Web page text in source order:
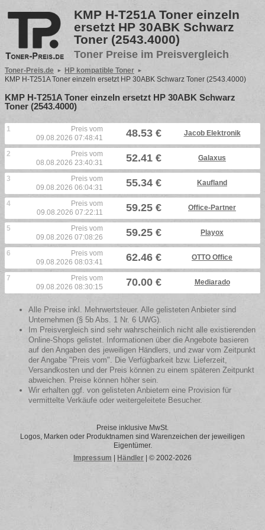
KMP H-T251A Toner einzeln
ersetzt HP 30ABK Schwarz
Toner (2543.4000)
Toner Preise im Preisvergleich
Toner-Preis.de
HP kompatible Toner
KMP H-T251A Toner einzeln ersetzt HP 30ABK Schwarz Toner (2543.4000)
KMP H-T251A Toner einzeln ersetzt HP 30ABK Schwarz
Toner (2543.4000)
1
Preis vom
09.08.2026 07:48:41
48.53 € Jacob Elektronik
2
Preis vom
08.08.2026 23:40:31
52.41 € Galaxus
3
Preis vom
09.08.2026 06:04:31
55.34 € Kaufland
4
Preis vom
09.08.2026 07:22:11
59.25 € Office-Partner
5
Preis vom
09.08.2026 07:08:26
59.25 € Playox
6
Preis vom
09.08.2026 08:03:41
62.46 € OTTO Office
7
Preis vom
09.08.2026 08:30:15
70.00 € Mediarado
Alle Preise inkl. Mehrwertsteuer. Alle gelisteten Anbieter sind
Unternehmen (§ 5b Abs. 1 Nr. 6 UWG).
Im Preisvergleich sind sehr wahrscheinlich nicht alle existierenden
Online-Shops gelistet. Informationen über die Angebote basieren
auf den Angaben des jeweiligen Händlers, und zwar vom Zeitpunkt
der Angabe "Preis vom". Die Verfügbarkeit bzw. Lieferzeit,
Versandkosten und der Preis können zu einem späteren Zeitpunkt
abweichen. Preise können höher sein.
Wir erhalten ggf. von gelisteten Anbietern eine Provision für
vermittelte Verkäufe oder weitergeleitete Besucher.
Preise inklusive MwSt.
Logos, Marken oder Produktnamen sind Warenzeichen der jeweiligen
Eigentümer.
Impressum
Händler | © 2002-2026